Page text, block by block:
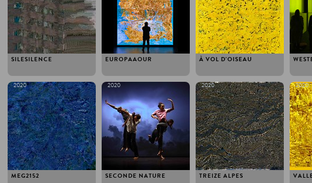
SILESILENCE EUROPAAOUR À VOL D'OISEAU
MEG2152
2020
SECONDE NATURE
2020
TREIZE ALPES
2020 2020